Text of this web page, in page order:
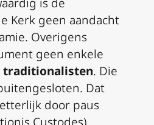
Kerk geen aandacht
Overigens
geen enkele
traditionalisten. Die
Dat
door paus